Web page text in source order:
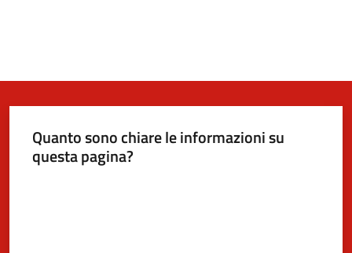
Quanto sono chiare le informazioni su
questa pagina?